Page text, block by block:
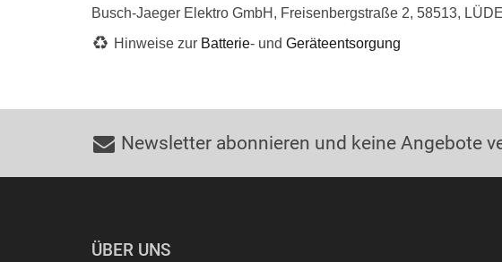
Busch-Jaeger Elektro GmbH, Freisenbergstraße 2, 58513,
Hinweise zur Batterie- und Geräteentsorgung
Newsletter abonnieren und keine Angebote
ÜBER UNS